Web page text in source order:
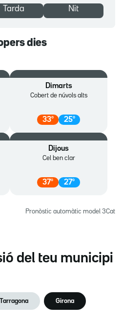
Tarda Nit
dies
Dimarts
Cobert de núvols alts
33º 25º
Dijous
Cel ben clar
37º 27º
Pronòstic automàtic model 3Cat
del teu municipi
Tarragona Girona